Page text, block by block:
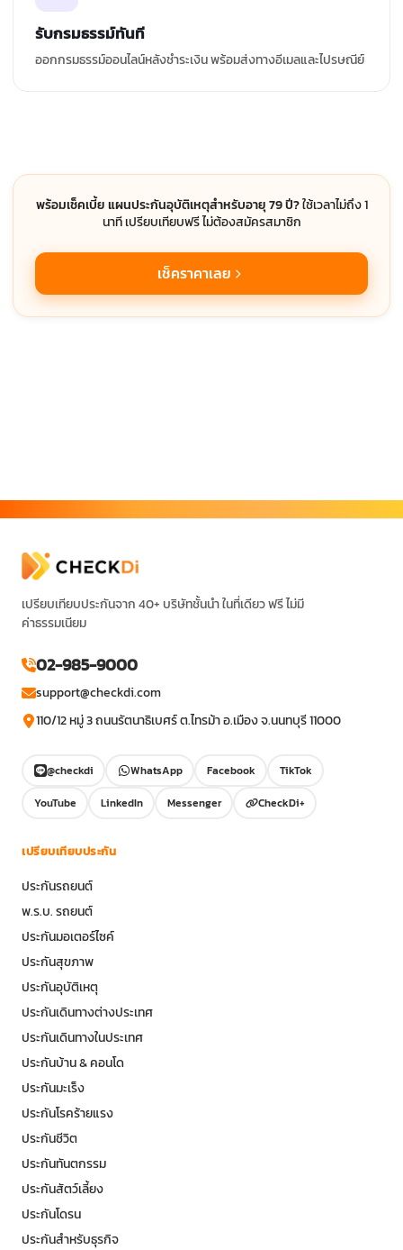
รับกรมธรรม์ทันที
ออกกรมธรรม์ออนไลน์หลังชำระเงิน พร้อมส่งทางอีเมลและไปรษณีย์
พร้อมเช็คเบี้ย แผนประกันอุบัติเหตุสำหรับอายุ 79 ปี?ใช้เวลาไม่ถึง 1
นาที เปรียบเทียบฟรี ไม่ต้องสมัครสมาชิก
เช็คราคาเลย
เปรียบเทียบประกันจาก 40+ บริษัทชั้นนำ ในที่เดียว ฟรี ไม่มี
ค่าธรรมเนียม
02-985-9000
support@checkdi.com
110/12 หมู่ 3 ถนนรัตนาธิเบศร์ ต.ไทรม้า อ.เมือง จ.นนทบุรี 11000
@checkdi WhatsApp Facebook
TikTok
YouTube
LinkedIn Messenger CheckDi+
เปรียบเทียบประกัน
ประกันรถยนต์
พ.ร.บ. รถยนต์
ประกันมอเตอร์ไซค์
ประกันสุขภาพ
ประกันอุบัติเหตุ
ประกันเดินทางต่างประเทศ
ประกันเดินทางในประเทศ
ประกันบ้าน & คอนโด
ประกันมะเร็ง
ประกันโรคร้ายแรง
ประกันชีวิต
ประกันทันตกรรม
ประกันสัตว์เลี้ยง
ประกันโดรน
ประกันสำหรับธุรกิจ